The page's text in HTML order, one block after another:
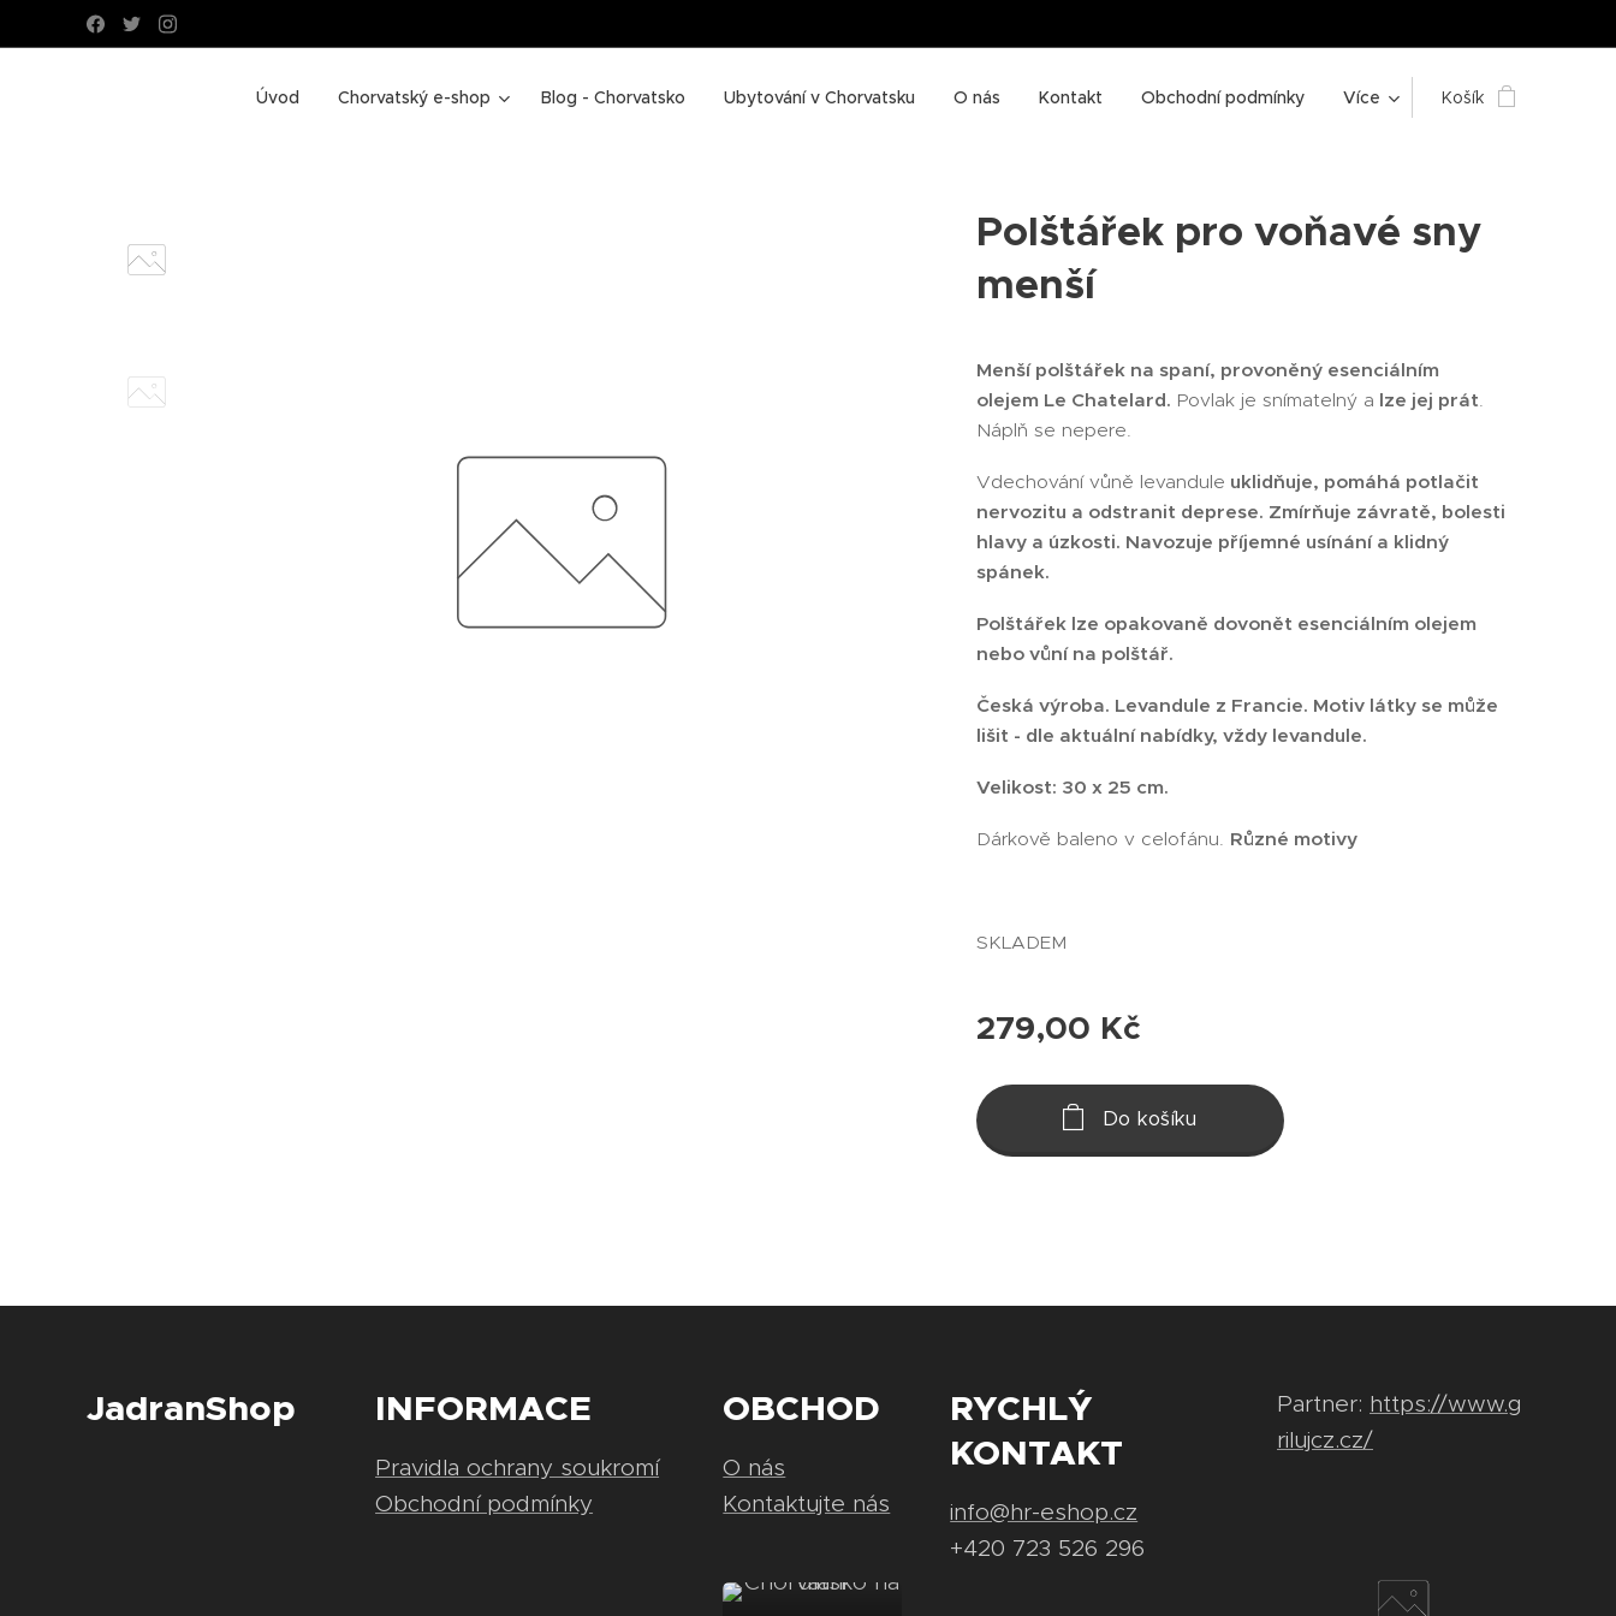
Úvod Chorvatský e-shop Blog - Chorvatsko Ubytování v Chorvatsku O nás Kontakt Obchodní podmínky Více Košík
Polštářek pro voňavé sny
menší
Menší polštářek na spaní, provoněný esenciálním
olejem Le Chatelard. Povlak je snímatelný a lze jej prát.
Náplň se nepere.
Vdechování vůně levandule uklidňuje, pomáhá potlačit
nervozitu a odstranit deprese. Zmírňuje závratě, bolesti
hlavy a úzkosti. Navozuje příjemné usínání a klidný
spánek.
Polštářek lze opakovaně dovonět esenciálním olejem
nebo vůní na polštář.
Česká výroba. Levandule z Francie. Motiv látky se může
lišit - dle aktuální nabídky, vždy levandule.
Velikost: 30 x 25 cm.
Dárkově baleno v celofánu. Různé motivy
SKLADEM
279,00 Kč
Do košíku
JadranShop INFORMACE
Pravidla ochrany soukromí
Obchodní podmínky
OBCHOD
O nás
Kontaktujte nás
RYCHLÝ
KONTAKT
info@hr-eshop.cz
+420 723 526 296
Partner: https://www.g
rilujcz.cz/